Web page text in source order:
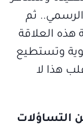
ثم
هذه العلاقة
وتستطيع
هذا لا
التساؤلات